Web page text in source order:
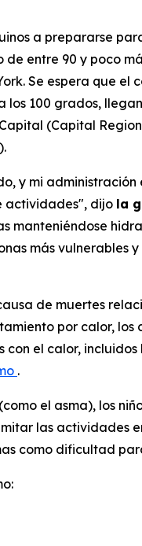
a prepararse
entre 90 y poco
Se espera que
100 grados,
(Capital
y mi
actividades", dijo la
manteniéndose
más
de muertes
por calor,
el calor,
.
el asma), los
las actividades
como dificultad